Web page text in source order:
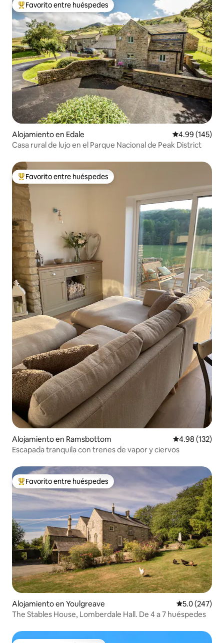
Favorito entre huéspedes preferido
Favorito entre huéspedes
Alojamiento en Edale Calificación
4.99 (145)
Casa rural de lujo en el Parque Nacional de Peak District
Favorito entre huéspedes preferido
Favorito entre huéspedes
Alojamiento en Ramsbottom Calificación
4.98 (132)
Escapada tranquila con trenes de vapor y ciervos
Favorito entre huéspedes preferido
Favorito entre huéspedes
Alojamiento en Youlgreave Calificación
5.0 (247)
The Stables House, Lomberdale Hall. De 4 a 7 huéspedes